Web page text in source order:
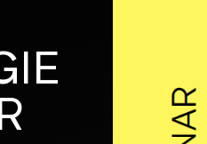
aux Marques, qui
à Paris, New
entrepreneuriale.